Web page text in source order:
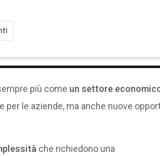
più come un settore
per le aziende, ma anche nuove
che richiedono una